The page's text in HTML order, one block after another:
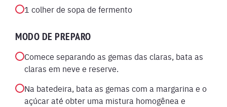
1 colher de sopa de fermento
MODO DE PREPARO
Comece separando as gemas das claras, bata as
claras em neve e reserve.
Na batedeira, bata as gemas com a margarina e o
açúcar até obter uma mistura homogênea e